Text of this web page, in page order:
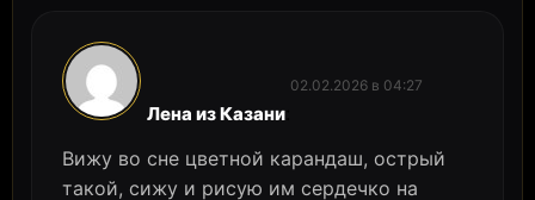
Лена из Казани
02.02.2026 в 04:27
Вижу во сне цветной карандаш, острый
такой, сижу и рисую им сердечко на